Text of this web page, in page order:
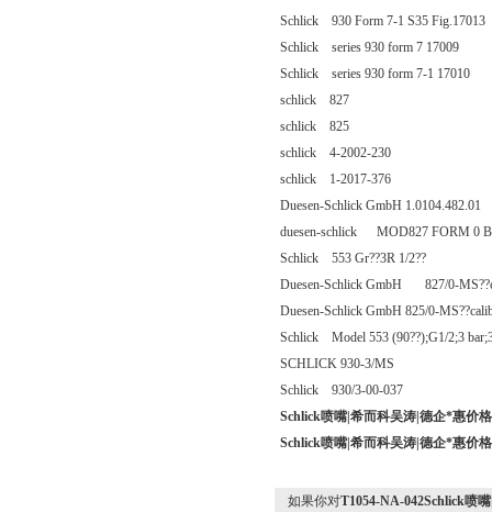
Schlick 930 Form 7-1 S35 Fig.17013
Schlick series 930 form 7 17009
Schlick series 930 form 7-1 17010
schlick 827
schlick 825
schlick 4-2002-230
schlick 1-2017-376
Duesen-Schlick GmbH 1.0104.482.01
duesen-schlick MOD827 FORM 0
Schlick 553 Gr??3R 1/2??
Duesen-Schlick GmbH 827/0-
Duesen-Schlick GmbH 825/0-
Schlick Model 553 (90??);G1/2;3
SCHLICK 930-3/MS
Schlick 930/3-00-037
Schlick喷嘴|希而科吴涛|德企*惠价
Schlick喷嘴|希而科吴涛|德企*惠价
如果你对T1054-NA-042Schlick喷